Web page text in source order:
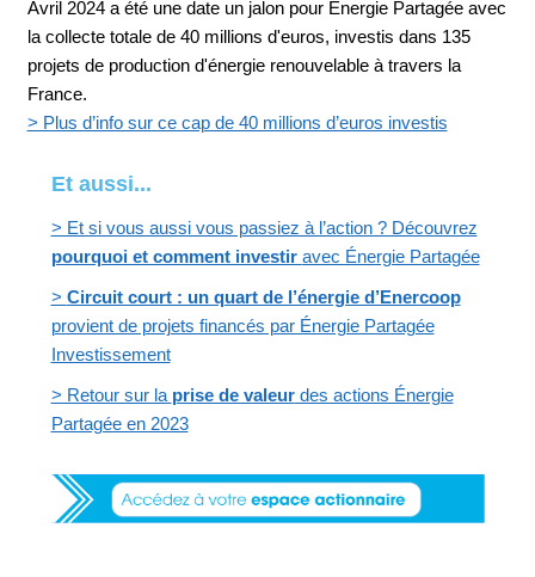
Avril 2024 a été une date un jalon pour Énergie Partagée avec
la collecte totale de 40 millions d'euros, investis dans 135
projets de production d'énergie renouvelable à travers la
France.
> Plus d’info sur ce cap de 40 millions d’euros investis
Et aussi...
> Et si vous aussi vous passiez à l’action ? Découvrez
pourquoi et comment investir avec Énergie Partagée
> Circuit court : un quart de l’énergie d’Enercoop
provient de projets financés par Énergie Partagée
Investissement
> Retour sur la prise de valeurdes actions Énergie
Partagée en 2023